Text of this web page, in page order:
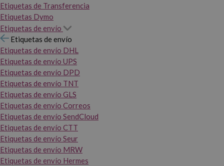
Etiquetas de Transferencia
Etiquetas Dymo
Etiquetas de envío
Etiquetas de envío
Etiquetas de envío DHL
Etiquetas de envío UPS
Etiquetas de envío DPD
Etiquetas de envío TNT
Etiquetas de envío GLS
Etiquetas de envío Correos
Etiquetas de envío SendCloud
Etiquetas de envío CTT
Etiquetas de envío Seur
Etiquetas de envío MRW
Etiquetas de envío Hermes